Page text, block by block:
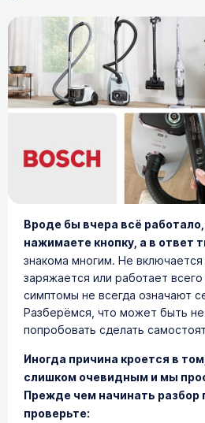
Вроде бы вчера всё
нажимаете кнопку, а в ответ
знакома многим. Не
заряжается или работает
симптомы не всегда означают
Разберёмся, что может быть
попробовать сделать
Иногда причина кроется в
слишком очевидным и мы
Прежде чем начинать разбор
проверьте: